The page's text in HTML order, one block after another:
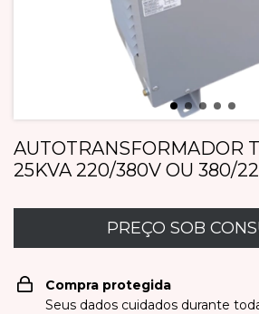
AUTOTRANSFORMADOR
25KVA 220/380V OU 380/
Compra protegida
Seus dados cuidados durante